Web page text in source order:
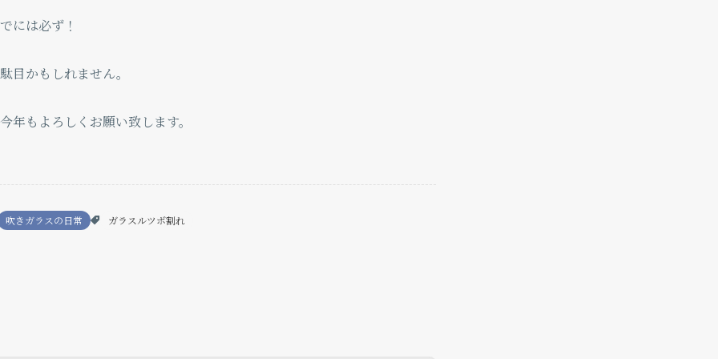
には必ず！
目かもしれません。
年もよろしくお願い致します。
吹きガラスの日常 ガラスルツボ割れ